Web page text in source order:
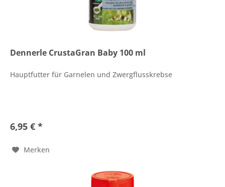
Dennerle CrustaGran Baby 100 ml
Hauptfutter für Garnelen und Zwergflusskrebse
6,95 € *
Merken